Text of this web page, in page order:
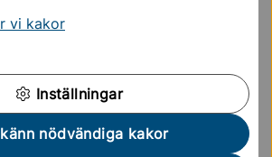
vi kakor
Inställningar
nödvändiga kakor
F-3 och fritidshem